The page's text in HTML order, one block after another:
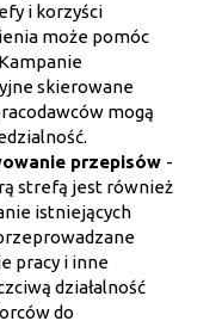
i korzyści
może pomóc
skierowane
mogą
przepisów -
strefą jest również
istniejących
pracy i inne
działalność
do